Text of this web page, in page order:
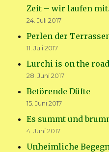
Zeit – wir laufen
24. Juli 2017
Perlen der
11. Juli 2017
Lurchi is on the
28. Juni 2017
Betörende Düfte
15. Juni 2017
Es summt und
4. Juni 2017
Unheimliche